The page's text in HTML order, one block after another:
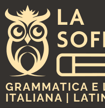
GRAMMATICA E
ITALIANA |